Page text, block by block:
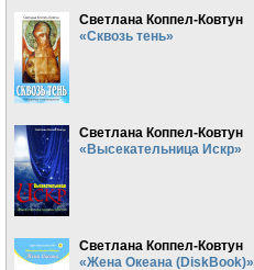
Светлана Коппел-Ковтун
«Сквозь тень»
Светлана Коппел-Ковтун
«Высекательница Искр»
Светлана Коппел-Ковтун
«Жена Океана (DiskBook)»